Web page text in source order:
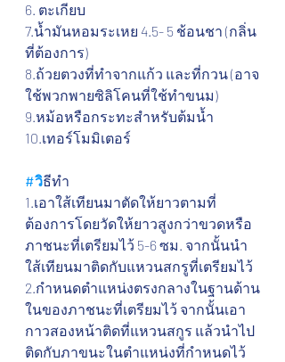
6. ตะเกียบ
7.น้ำมันหอมระเหย 4.5- 5 ช้อนชา (กลิ่น
ที่ต้องการ)
8.ถ้วยตวงที่ทำจากแก้ว และที่กวน (อาจ
ใช้พวกพายซิลิโคนที่ใช้ทำขนม)
9.หม้อหรือกระทะสำหรับต้มน้ำ
10.เทอร์โมมิเตอร์
#วธีทำ
1.เอาใส้เทียนมาตัดให้ยาวตามที่
ต้องการโดยวัดให้ยาวสูงกว่าขวดหรือ
ภาชนะที่เตรียมไว้ 5-6 ซม. จากนั้นนำ
ใส้เทียนมาติดกับแหวนสกรูที่เตรียมไว้
2.กำหนดตำแหน่งตรงกลางในฐานด้าน
ในของภาชนะที่เตรียมไว้ จากนั้นเอา
กาวสองหน้าติดที่แหวนสกูร แล้วนำไป
ติดกับภาขนะในตำแหน่งที่กำหนดไว้